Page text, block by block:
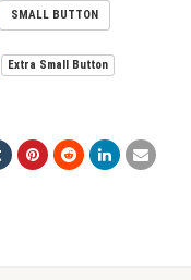
SMALL BUTTON
Extra Small Button